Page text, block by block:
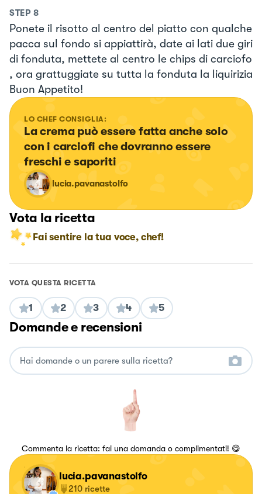
STEP 8
Ponete il risotto al centro del piatto con qualche
pacca sul fondo si appiattirà, date ai lati due giri
di fonduta, mettete al centro le chips di carciofo
, ora grattuggiate su tutta la fonduta la liquirizia
Buon Appetito!
LO CHEF CONSIGLIA:
La crema può essere fatta anche solo
con i carciofi che dovranno essere
freschi e saporiti
lucia.pavanastolfo
Vota la ricetta
Fai sentire la tua voce, chef!
VOTA QUESTA RICETTA
1 2 3 4 5
Domande e recensioni
Commenta la ricetta: fai una domanda o complimentati! 😋
lucia.pavanastolfo
210 ricette